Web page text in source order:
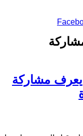
يعرف مشاركة